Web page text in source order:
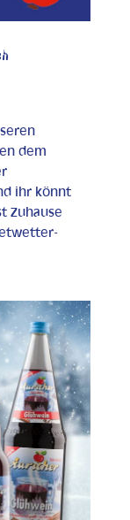
dem
ihr könnt
Zuhause